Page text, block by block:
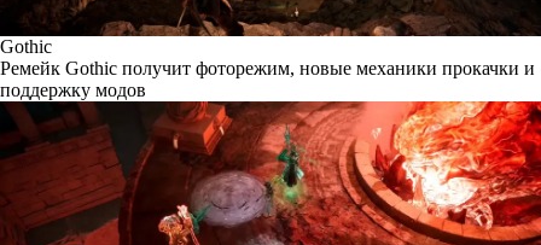
Gothic
Ремейк Gothic получит фоторежим, новые механики прокачки и
поддержку модов